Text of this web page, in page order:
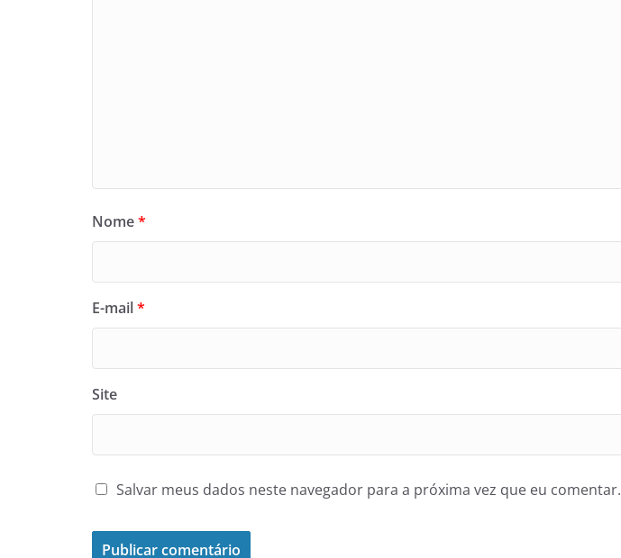
Nome*
E-mail*
Site
Salvar meus dados neste navegador para a próxima vez que eu comentar.